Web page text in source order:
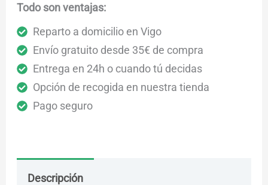
Todo son ventajas:
Reparto a domicilio en Vigo
Envío gratuito desde 35€ de compra
Entrega en 24h o cuando tú decidas
Opción de recogida en nuestra tienda
Pago seguro
Descripción